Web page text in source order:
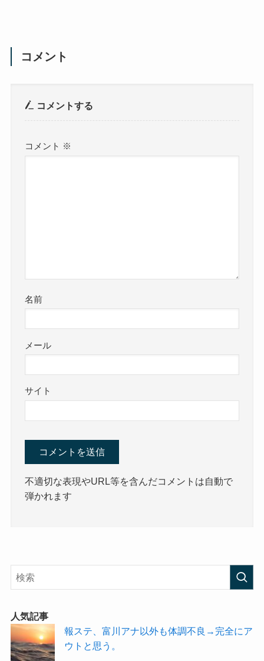
コメント
コメントする
コメント ※
名前
メール
サイト
不適切な表現やURL等を含んだコメントは自動で
弾かれます
人気記事
報ステ、富川アナ以外も体調不良→完全にア
ウトと思う。